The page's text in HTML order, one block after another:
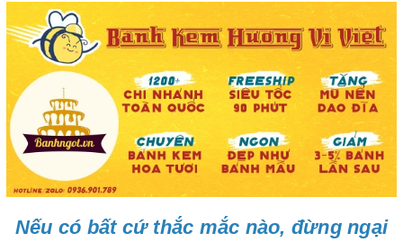
Nếu có bất cứ thắc mắc nào, đừng ngại